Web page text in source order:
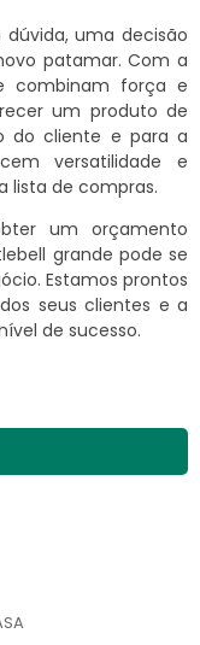
uma decisão
patamar. Com a
combinam força e
um produto de
do cliente e para a
versatilidade e
lista de compras.
um orçamento
grande pode se
Estamos prontos
seus clientes e a
de sucesso.